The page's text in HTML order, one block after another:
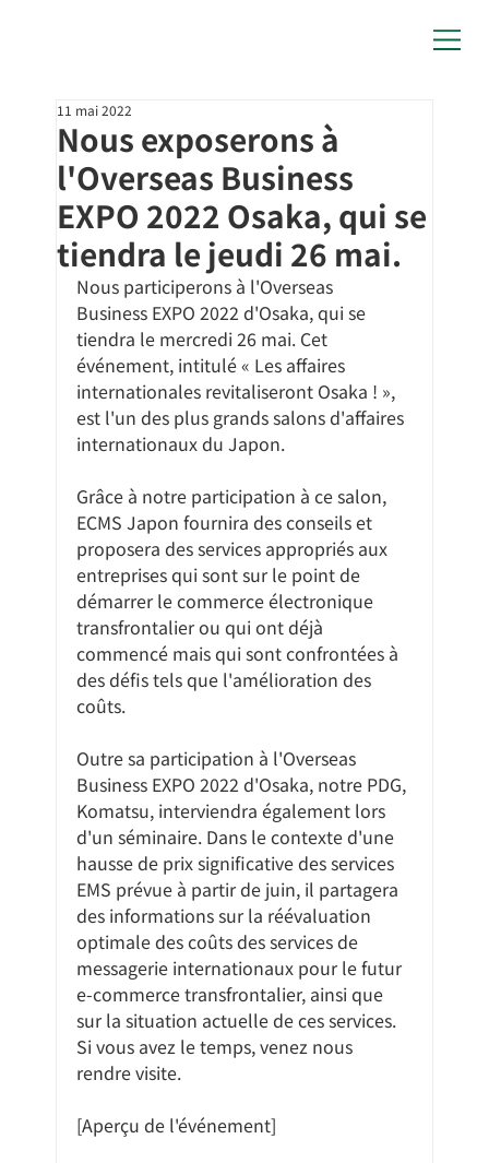
Nous exposerons à
l'Overseas Business
EXPO 2022 Osaka, qui se
tiendra le jeudi 26 mai.
11 mai 2022
Nous participerons à l'Overseas
Business EXPO 2022 d'Osaka, qui se
tiendra le mercredi 26 mai. Cet
événement, intitulé « Les affaires
internationales revitaliseront Osaka ! »,
est l'un des plus grands salons d'affaires
internationaux du Japon.
Grâce à notre participation à ce salon,
ECMS Japon fournira des conseils et
proposera des services appropriés aux
entreprises qui sont sur le point de
démarrer le commerce électronique
transfrontalier ou qui ont déjà
commencé mais qui sont confrontées à
des défis tels que l'amélioration des
coûts.
Outre sa participation à l'Overseas
Business EXPO 2022 d'Osaka, notre PDG,
Komatsu, interviendra également lors
d'un séminaire. Dans le contexte d'une
hausse de prix significative des services
EMS prévue à partir de juin, il partagera
des informations sur la réévaluation
optimale des coûts des services de
messagerie internationaux pour le futur
e-commerce transfrontalier, ainsi que
sur la situation actuelle de ces services.
Si vous avez le temps, venez nous
rendre visite.
[Aperçu de l'événement]